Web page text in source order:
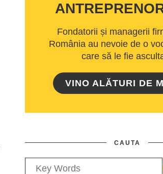
Fondatorii și managerii
România au nevoie de o
care să le fie
VINO ALĂTURI DE
CAUTA